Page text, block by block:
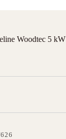
Woodtec 5